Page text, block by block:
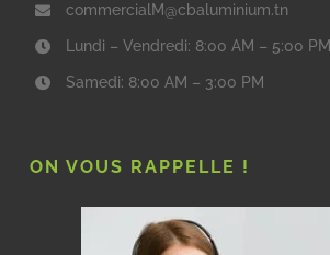
commercialM@cbaluminium.tn
Lundi – Vendredi: 8:00 AM – 5:00 PM
Samedi: 8:00 AM – 3:00 PM
ON VOUS RAPPELLE !